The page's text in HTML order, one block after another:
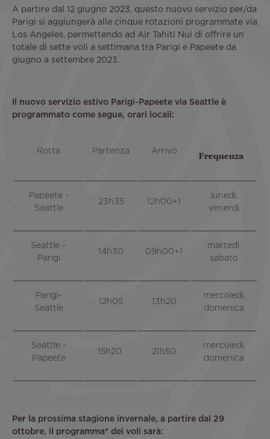
A partire dal 12 giugno 2023, questo nuovo servizio per/da
Parigi si aggiungerà alle cinque rotazioni programmate via
Los Angeles, permettendo ad Air Tahiti Nui di offrire un
totale di sette voli a settimana tra Parigi e Papeete da
giugno a settembre 2023.
Il nuovo servizio estivo Parigi-Papeete via Seattle è
programmato come segue, orari locali:
Rotta Partenza Arrivo Frequenza
Papeete -
Seattle
23h35 12h00+1
lunedì,
venerdì
Seattle –
Parigi
14h30 09h00+1
martedì,
sabato
Parigi-
Seattle
12h05 13h20
mercoledì,
domenica
Seattle -
Papeete
15h20 21h50
mercoledì,
domenica
Per la prossima stagione invernale, a partire dal 29
ottobre, il programma* dei voli sarà: